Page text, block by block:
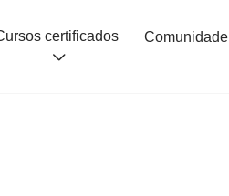
Cursos certificados Comunidade